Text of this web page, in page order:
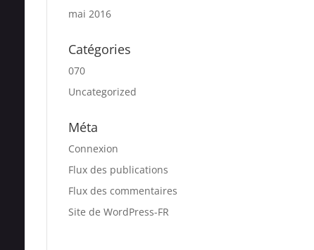
mai 2016
Catégories
070
Uncategorized
Méta
Connexion
Flux des publications
Flux des commentaires
Site de WordPress-FR